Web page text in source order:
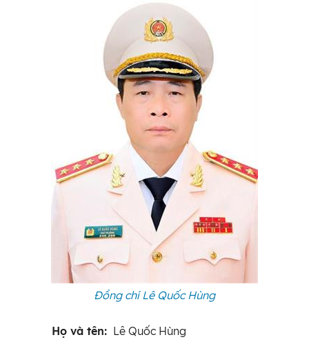
Đồng chí Lê Quốc Hùng
Họ và tên: Lê Quốc Hùng